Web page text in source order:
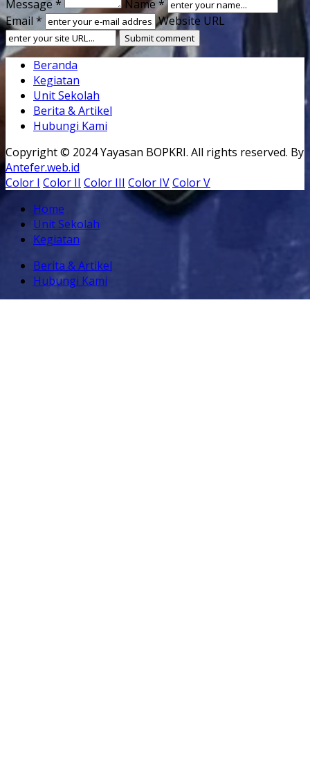
Message *
Name *
Email *
Website URL
Beranda
Kegiatan
Unit Sekolah
Berita & Artikel
Hubungi Kami
Copyright © 2024 Yayasan BOPKRI. All rights reserved. By
Antefer.web.id
Color I Color II Color III Color IVColor V
Home
Unit Sekolah
Kegiatan
Berita & Artikel
Hubungi Kami